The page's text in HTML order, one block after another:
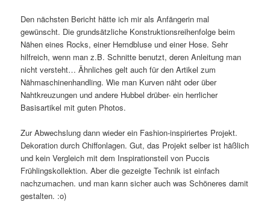
Den nächsten Bericht hätte ich mir als Anfängerin mal
gewünscht. Die grundsätzliche Konstruktionsreihenfolge beim
Nähen eines Rocks, einer Hemdbluse und einer Hose. Sehr
hilfreich, wenn man z.B. Schnitte benutzt, deren Anleitung man
nicht versteht… Ähnliches gelt auch für den Artikel zum
Nähmaschinenhandling. Wie man Kurven näht oder über
Nahtkreuzungen und andere Hubbel drüber- ein herrlicher
Basisartikel mit guten Photos.
Zur Abwechslung dann wieder ein Fashion-inspiriertes Projekt.
Dekoration durch Chiffonlagen. Gut, das Projekt selber ist häßlich
und kein Vergleich mit dem Inspirationsteil von Puccis
Frühlingskollektion. Aber die gezeigte Technik ist einfach
nachzumachen. und man kann sicher auch was Schöneres damit
gestalten. :o)